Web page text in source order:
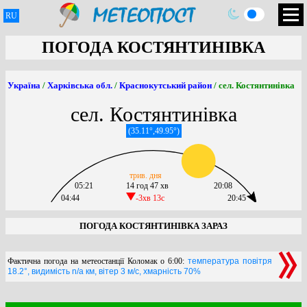
RU
ПОГОДА КОСТЯНТИНІВКА
Україна / Харківська обл. / Краснокутський район / сел. Костянтинівка
сел. Костянтинівка
(35.11°,49.95°)
04:44
05:21
14 год 47 хв
-3хв 13c
трив. дня
20:45
20:08
ПОГОДА КОСТЯНТИНІВКА ЗАРАЗ
Фактична погода на метеостанції Коломак о 6:00:температура повітря
18.2°, видимість n/a км, вітер 3 м/с, хмарність 70%